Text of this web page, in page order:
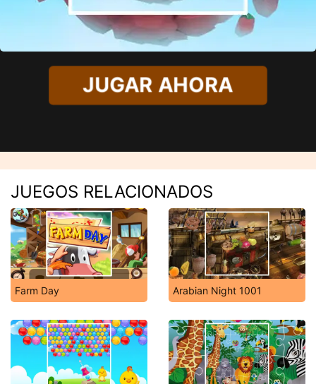
JUGAR AHORA
JUEGOS RELACIONADOS
Farm Day Arabian Night 1001